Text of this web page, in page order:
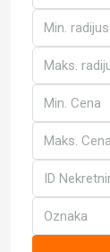
Min. Cena
Maks. Cena
Oznaka